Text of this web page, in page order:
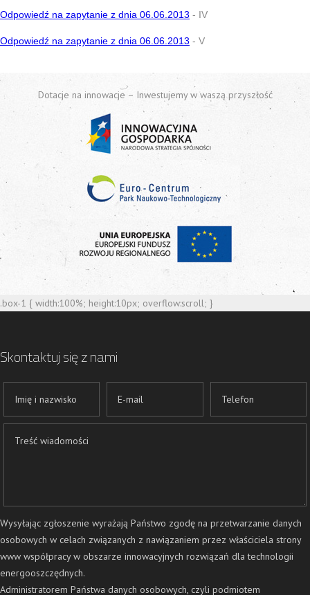
Odpowiedź na zapytanie z dnia 06.06.2013 - IV
Odpowiedź na zapytanie z dnia 06.06.2013 - V
Dotacje na innowacje – Inwestujemy w waszą przyszłość
.box-1 { width:100%; height:10px; overflow:scroll; }
Skontaktuj się z nami
Wysyłając zgłoszenie wyrażają Państwo zgodę na przetwarzanie danych
osobowych w celach związanych z nawiązaniem przez właściciela strony
www współpracy w obszarze innowacyjnych rozwiązań dla technologii
energooszczędnych.
Administratorem Państwa danych osobowych, czyli podmiotem